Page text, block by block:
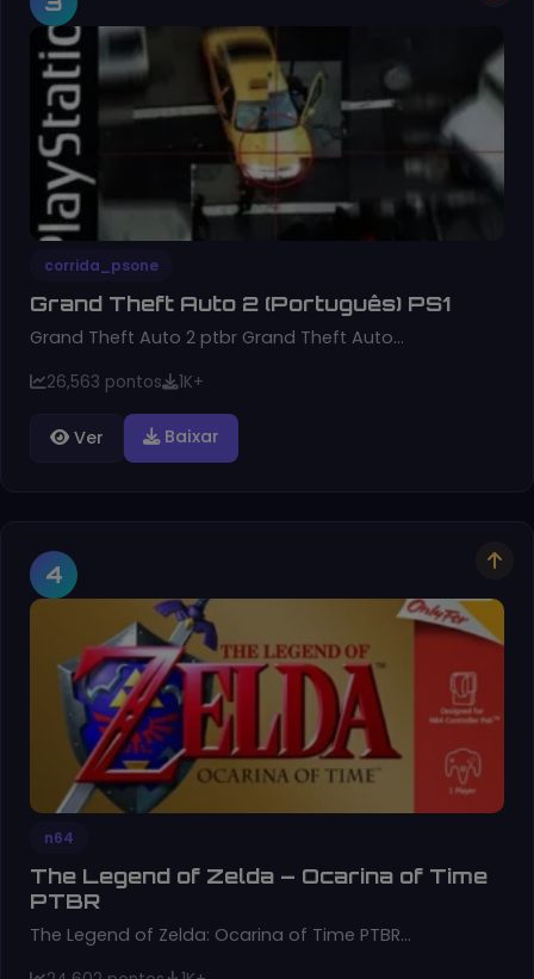
corrida_psone
Grand Theft Auto 2 (Português) PS1
Grand Theft Auto 2 ptbr Grand Theft Auto…
26,563 pontos 1K+
Ver Baixar
4
n64
The Legend of Zelda – Ocarina of Time
PTBR
The Legend of Zelda: Ocarina of Time PTBR…